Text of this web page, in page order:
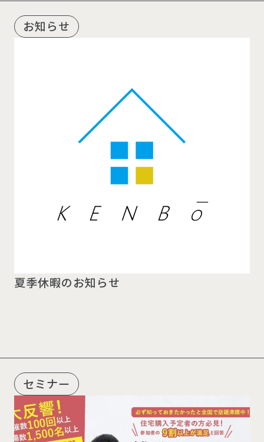
お知らせ
夏季休暇のお知らせ
セミナー